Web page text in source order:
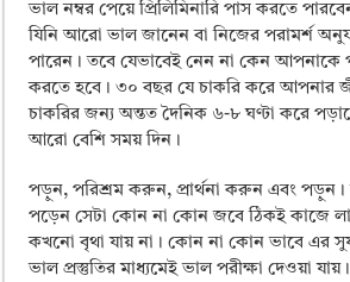
ভাল নম্বর পেয়ে প্রিলিমিনারি পাস করতে
যিনি আরো ভাল জানেন বা নিজের পরামর্শ
পারেন। তবে যেভাবেই নেন না কেন আপনাকে
করতে হবে। ৩০ বছর যে চাকরি করে আপনার
চাকরির জন্য অন্তত দৈনিক ৬-৮ ঘণ্টা করে
আরো বেশি সময় দিন।
পড়ুন, পরিশ্রম করুন, প্রার্থনা করুন এবং
পড়েন সেটা কোন না কোন জবে ঠিকই কাজে
কখনো বৃথা যায় না। কোন না কোন ভাবে এর
ভাল প্রস্তুতির মাধ্যমেই ভাল পরীক্ষা দেওয়া